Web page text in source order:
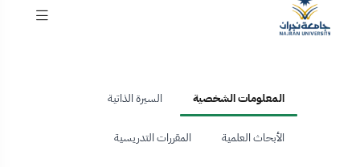
المعلومات الشخصية السيرة الذاتية
الأبحاث العلمية المقررات التدريسية